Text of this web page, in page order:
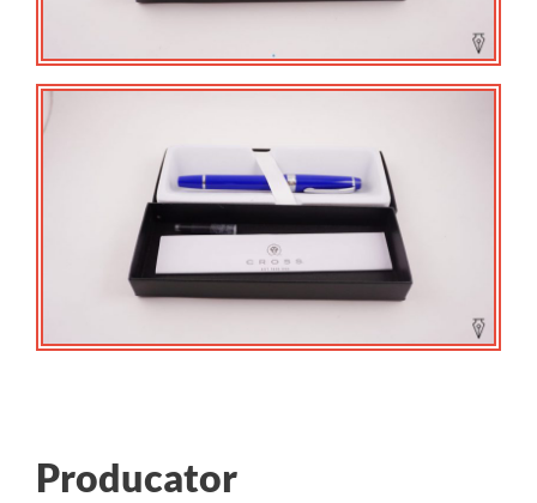
Producator